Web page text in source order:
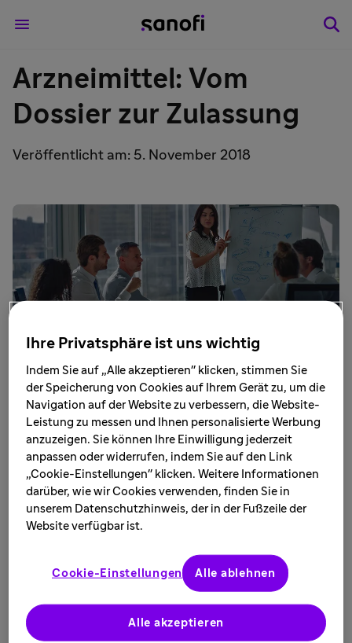
Arzneimittel: Vom
Dossier zur Zulassung
Veröffentlicht am: 5. November 2018
istockphoto / courtneyk
Sanofi, ein lebenslanger Begleiter in
Gesundheitsfragen, entwickelt Wirkstoffe zur
Behandlung unterschiedlicher Erkrankungen. Mit
Leidenschaft arbeiten wir jeden Tag daran, die
gesundheitlichen Herausforderungen der
Menschen weltweit zu verstehen und Lösungen
zu finden.
Forschung und Entwicklung neuer Medikamente
ein aufwändiger und langjähriger Prozess. Ist ein
Arzneimittel gefunden, bedarf es weiterer zahlreicher
Schritte zur Zulassung, bis es für Patienten wirklich
verfügbar ist.
Ihre Privatsphäre ist uns wichtig
Indem Sie auf „Alle akzeptieren" klicken, stimmen Sie
der Speicherung von Cookies auf Ihrem Gerät zu, um die
Navigation auf der Website zu verbessern, die Website-
Leistung zu messen und Ihnen personalisierte Werbung
anzuzeigen. Sie können Ihre Einwilligung jederzeit
anpassen oder widerrufen, indem Sie auf den Link
„Cookie-Einstellungen" klicken. Weitere Informationen
darüber, wie wir Cookies verwenden, finden Sie in
unserem Datenschutzhinweis, der in der Fußzeile der
Website verfügbar ist.
Cookie-Einstellungen
Alle akzeptieren
Alle ablehnen